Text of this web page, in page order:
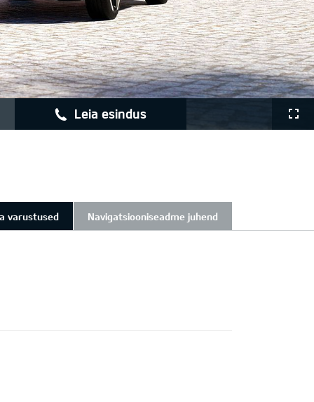
leia esindus
Navigatsiooniseadme juhend
varustused